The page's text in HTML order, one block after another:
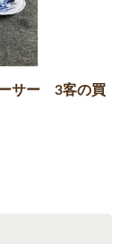
サー 3客の買